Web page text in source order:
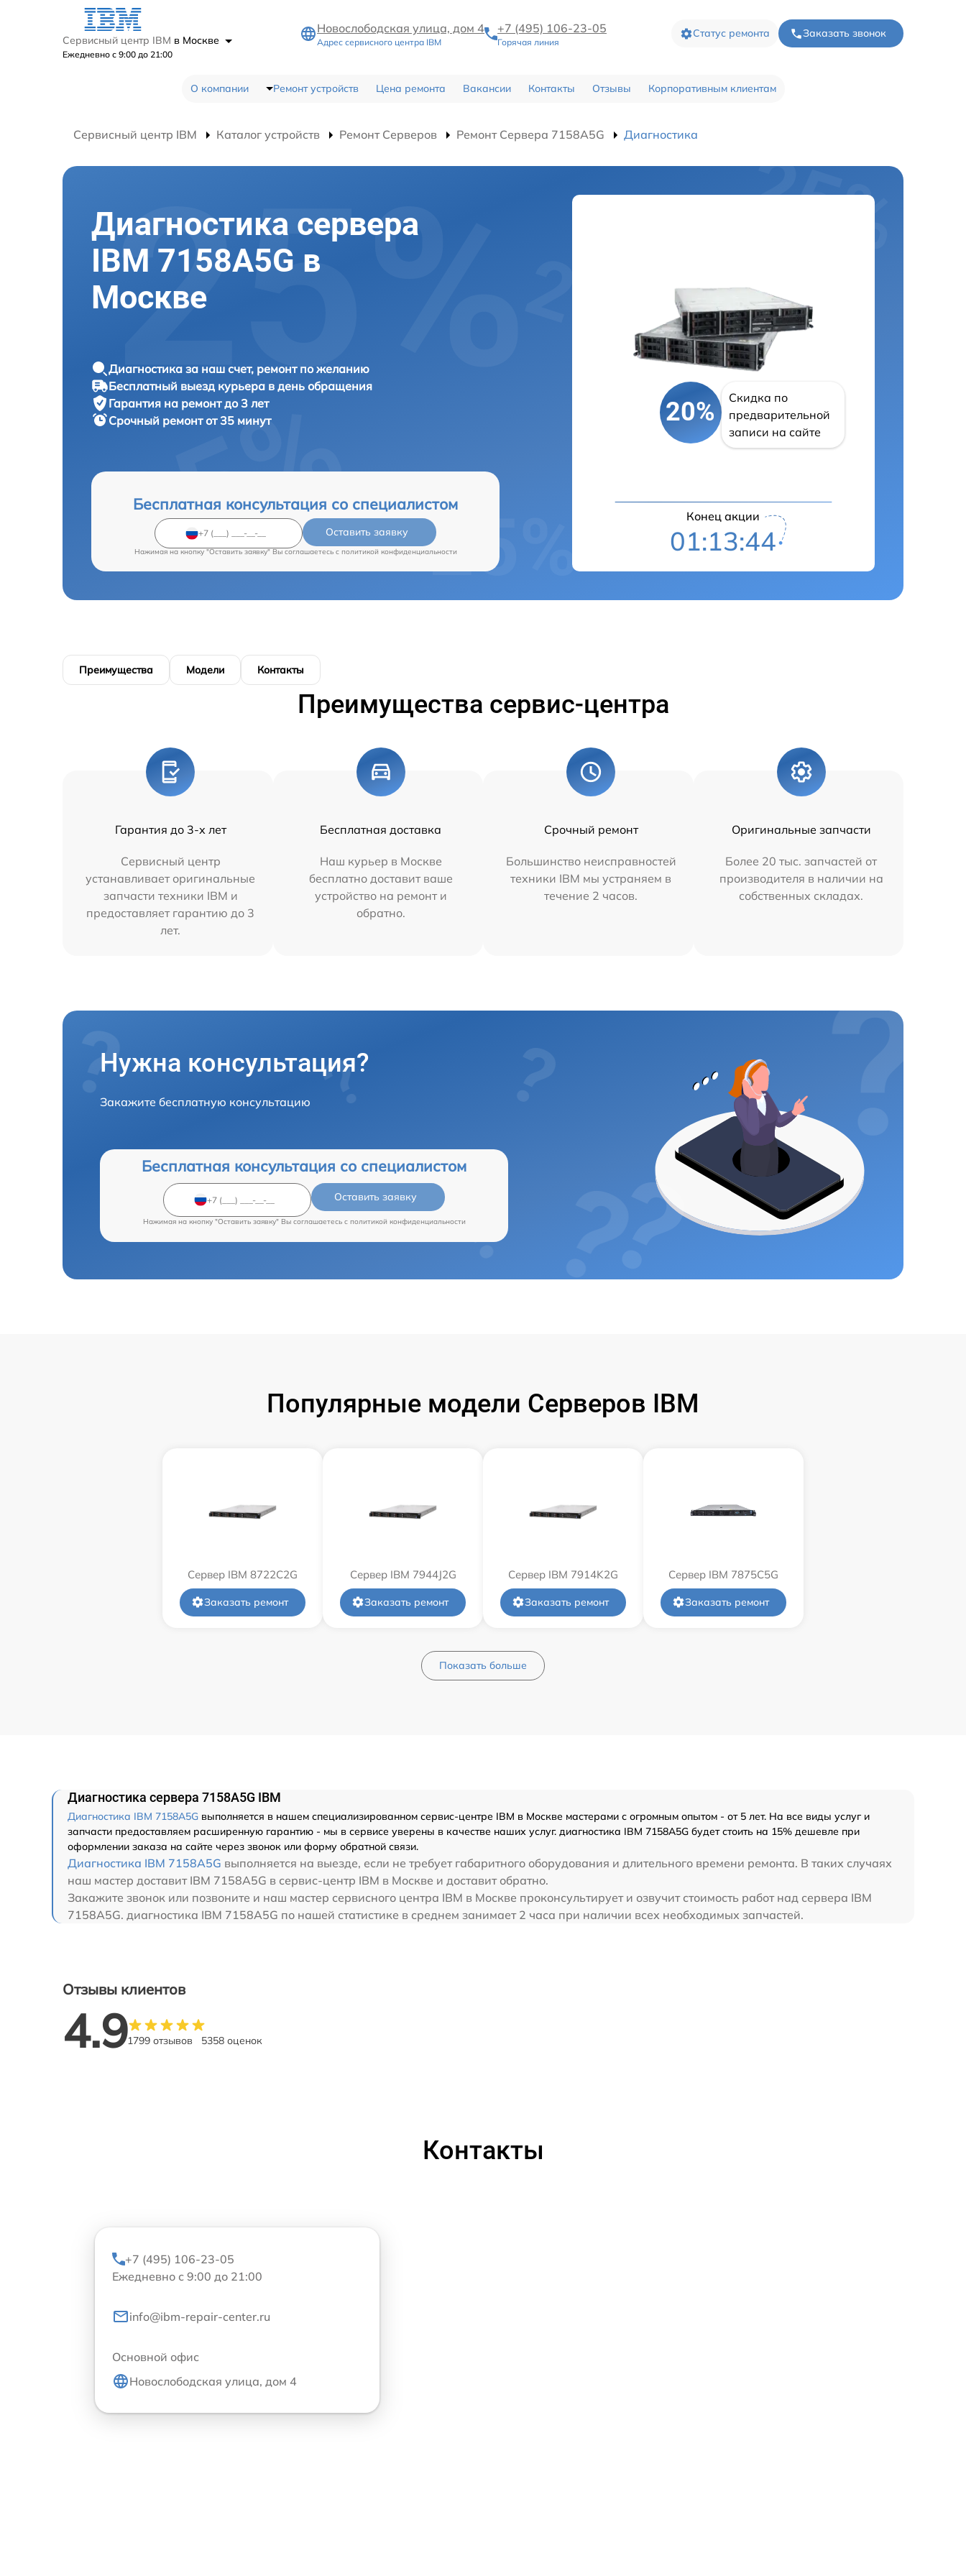
Сервисный центр IBM в Москве
Ежедневно с 9:00 до 21:00
Новослободская улица, дом 4
Адрес сервисного центра IBM
+7 (495) 106-23-05
Горячая линия
Статус ремонта Заказать звонок
О компании Ремонт устройств Цена ремонта Вакансии Контакты Отзывы Корпоративным клиентам
Сервисный центр IBM Каталог устройств Ремонт Серверов Ремонт Сервера 7158A5G Диагностика
Диагностика сервера
IBM 7158A5G в
Москве
Диагностика за наш счет, ремонт по желанию
Бесплатный выезд курьера в день обращения
Гарантия на ремонт до 3 лет
Срочный ремонт от 35 минут
Бесплатная консультация со специалистом
Оставить заявку
Нажимая на кнопку "Оставить заявку" Вы соглашаетесь c политикой конфиденциальности
20%
Скидка по
предварительной
записи на сайте
Конец акции
01:13:43
Преимущества Модели Контакты
Преимущества сервис-центра
Гарантия до 3-х лет
Сервисный центр
устанавливает оригинальные
запчасти техники IBM и
предоставляет гарантию до 3
лет.
Бесплатная доставка
Наш курьер в Москве
бесплатно доставит ваше
устройство на ремонт и
обратно.
Срочный ремонт
Большинство неисправностей
техники IBM мы устраняем в
течение 2 часов.
Оригинальные запчасти
Более 20 тыс. запчастей от
производителя в наличии на
собственных складах.
Нужна консультация?
Закажите бесплатную консультацию
Бесплатная консультация со специалистом
Оставить заявку
Нажимая на кнопку "Оставить заявку" Вы соглашаетесь c политикой конфиденциальности
Популярные модели Серверов IBM
Сервер IBM 8722C2G
Заказать ремонт
Сервер IBM 7944J2G
Заказать ремонт
Сервер IBM 7914K2G
Заказать ремонт
Сервер IBM 7875C5G
Заказать ремонт
Показать больше
Диагностика сервера 7158A5G IBM
Диагностика IBM 7158A5G выполняется в нашем специализированном сервис-центре IBM в Москве мастерами с огромным опытом - от 5 лет. На все виды услуг и
запчасти предоставляем расширенную гарантию - мы в сервисе уверены в качестве наших услуг. диагностика IBM 7158A5G будет стоить на 15% дешевле при
оформлении заказа на сайте через звонок или форму обратной связи.
Диагностика IBM 7158A5G выполняется на выезде, если не требует габаритного оборудования и длительного времени ремонта. В таких случаях
наш мастер доставит IBM 7158A5G в сервис-центр IBM в Москве и доставит обратно.
Закажите звонок или позвоните и наш мастер сервисного центра IBM в Москве проконсультирует и озвучит стоимость работ над сервера IBM
7158A5G. диагностика IBM 7158A5G по нашей статистике в среднем занимает 2 часа при наличии всех необходимых запчастей.
Отзывы клиентов
4.91799 отзывов 5358 оценок
Контакты
+7 (495) 106-23-05
Ежедневно с 9:00 до 21:00
info@ibm-repair-center.ru
Основной офис
Новослободская улица, дом 4